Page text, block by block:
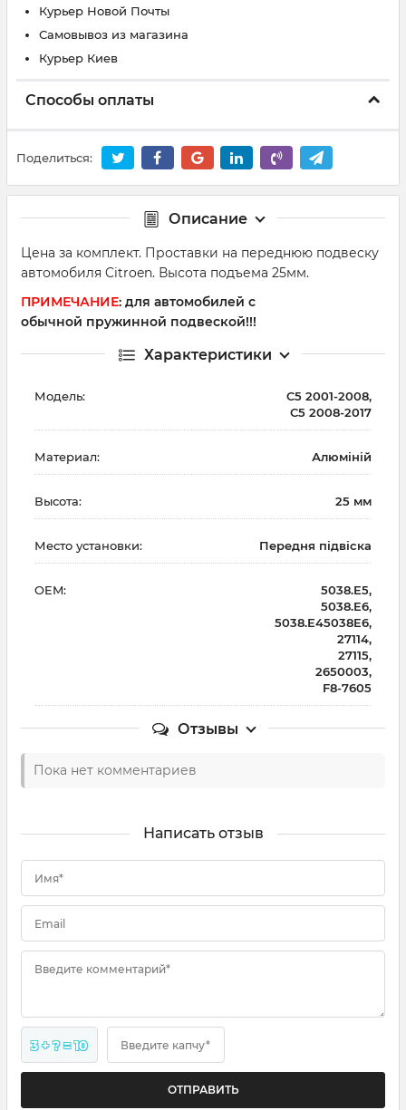
Курьер Новой Почты
Самовывоз из магазина
Курьер Киев
Способы оплаты
Поделиться:
Описание
Цена за комплект. Проставки на переднюю подвеску
автомобиля Citroen. Высота подъема 25мм.
ПРИМЕЧАНИЕ: для автомобилей с
обычной пружинной подвеской!!!
Характеристики
Модель:
C5 2001-2008,
C5 2008-2017
Материал: Алюміній
Высота: 25 мм
Место установки: Передня підвіска
OEM:
5038.E5,
5038.E6,
5038.E45038E6,
27114,
27115,
2650003,
F8-7605
Отзывы
Пока нет комментариев
Написать отзыв
Имя*
Email
Введите комментарий*
3 + ? = 10 Введите капчу*